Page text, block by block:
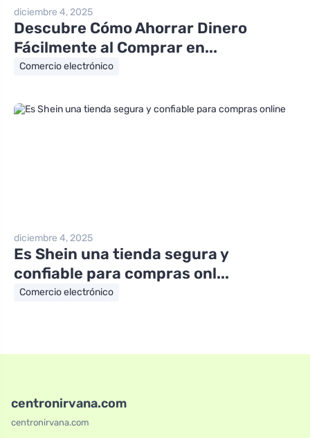
diciembre 4, 2025
Descubre Cómo Ahorrar Dinero
Fácilmente al Comprar en...
Comercio electrónico
diciembre 4, 2025
Es Shein una tienda segura y
confiable para compras onl...
Comercio electrónico
centronirvana.com
centronirvana.com